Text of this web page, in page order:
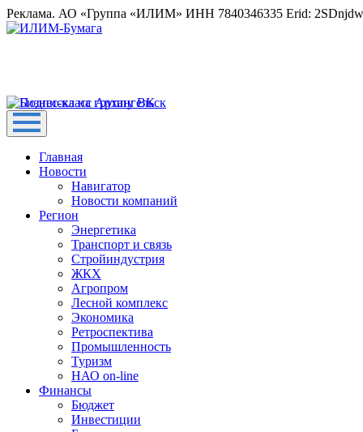
Реклама. АО «Группа «ИЛИМ» ИНН 7840346335 Erid:
Главная
Новости
Навигатор
Новости компаний
Регион
Энергетика
Транспорт и связь
Стройиндустрия
ЖКХ
Агропром
Лесной комплекс
Экономика
Ретроспектива
Промышленность
Туризм
НАО on-line
Финансы
Бюджет
Инвестиции